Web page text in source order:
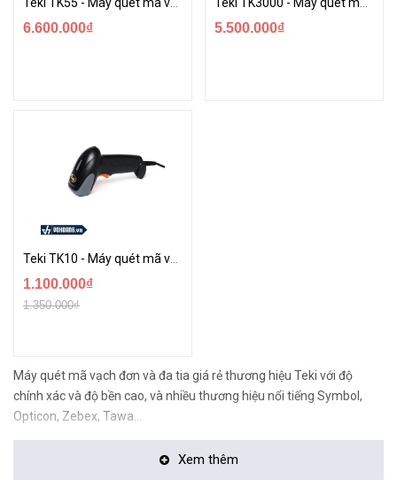
6.600.000₫ 5.500.000₫
1.100.000₫
1.350.000₫
Máy quét mã vạch đơn và đa tia giá rẻ thương hiệu Teki với độ
chính xác và độ bền cao, và nhiều thương hiệu nổi tiếng Symbol,
Opticon, Zebex, Tawa...
Xem thêm